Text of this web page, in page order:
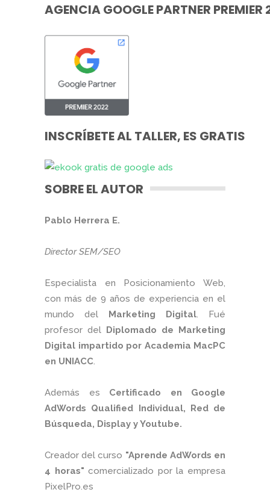
AGENCIA GOOGLE PARTNER PREMIER
INSCRÍBETE AL TALLER, ES GRATIS
SOBRE EL AUTOR
Pablo Herrera E.
Director SEM/SEO
Especialista en Posicionamiento Web,
con más de 9 años de experiencia en el
mundo del Marketing Digital. Fué
profesor del Diplomado de Marketing
Digital impartido por Academia MacPC
en UNIACC.
Además es Certificado en Google
AdWords Qualified Individual, Red de
Búsqueda, Display y Youtube.
Creador del curso "Aprende AdWords en
4 horas" comercializado por la empresa
PixelPro.es